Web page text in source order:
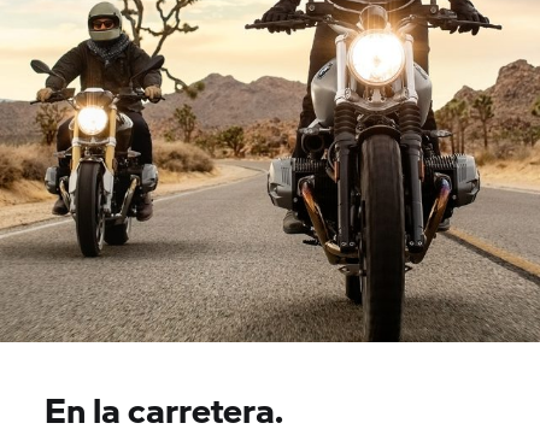
En la carretera.